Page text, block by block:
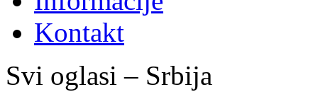
Kontakt
Svi oglasi – Srbija